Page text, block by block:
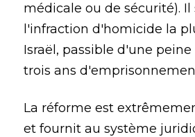
médicale ou de sécurité). Il
l'infraction d'homicide la
Israël, passible d'une
trois ans
La réforme est
et fournit au système